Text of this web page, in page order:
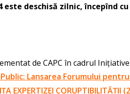
este deschisă zilnic, începînd
de CAPC în cadrul
Lansarea Forumului
EXPERTIZEI CORUPTIBILITĂŢII